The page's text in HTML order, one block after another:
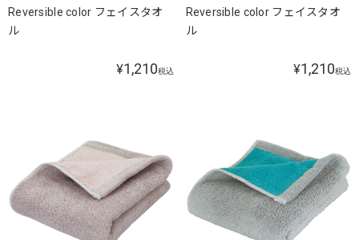
Reversible color フェイスタオ
ル
¥1,210税込
Reversible color フェイスタオ
ル
¥1,210税込